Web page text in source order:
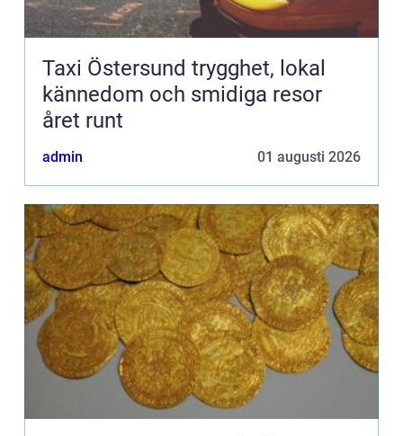
Taxi Östersund trygghet, lokal
kännedom och smidiga resor
året runt
admin 01 augusti 2026